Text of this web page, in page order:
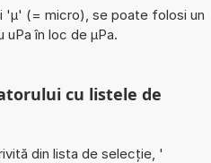
'µ' (= micro), se poate folosi un
în loc de µPa.
cu listele de
din lista de selecție, '